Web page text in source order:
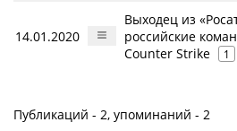
14.01.2020
Выходец из
российские
Counter Strike
1
Публикаций - 2, упоминаний - 2